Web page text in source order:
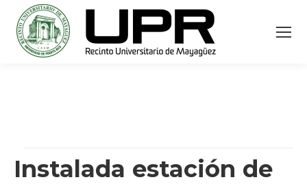
Instalada estación de